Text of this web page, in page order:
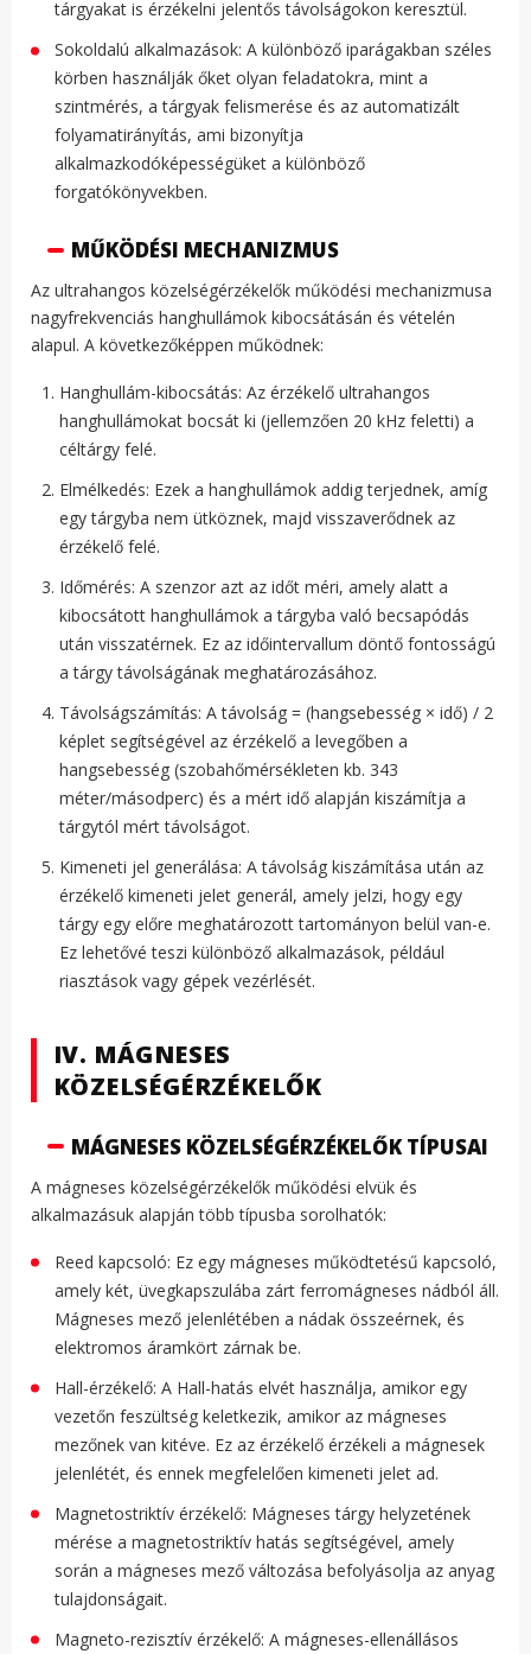
tárgyakat is érzékelni jelentős távolságokon keresztül.
Sokoldalú alkalmazások: A különböző iparágakban széles
körben használják őket olyan feladatokra, mint a
szintmérés, a tárgyak felismerése és az automatizált
folyamatirányítás, ami bizonyítja
alkalmazkodóképességüket a különböző
forgatókönyvekben.
MŰKÖDÉSI MECHANIZMUS
Az ultrahangos közelségérzékelők működési mechanizmusa
nagyfrekvenciás hanghullámok kibocsátásán és vételén
alapul. A következőképpen működnek:
Hanghullám-kibocsátás: Az érzékelő ultrahangos
hanghullámokat bocsát ki (jellemzően 20 kHz feletti) a
céltárgy felé.
Elmélkedés: Ezek a hanghullámok addig terjednek, amíg
egy tárgyba nem ütköznek, majd visszaverődnek az
érzékelő felé.
Időmérés: A szenzor azt az időt méri, amely alatt a
kibocsátott hanghullámok a tárgyba való becsapódás
után visszatérnek. Ez az időintervallum döntő fontosságú
a tárgy távolságának meghatározásához.
Távolságszámítás: A távolság = (hangsebesség × idő) / 2
képlet segítségével az érzékelő a levegőben a
hangsebesség (szobahőmérsékleten kb. 343
méter/másodperc) és a mért idő alapján kiszámítja a
tárgytól mért távolságot.
Kimeneti jel generálása: A távolság kiszámítása után az
érzékelő kimeneti jelet generál, amely jelzi, hogy egy
tárgy egy előre meghatározott tartományon belül van-e.
Ez lehetővé teszi különböző alkalmazások, például
riasztások vagy gépek vezérlését.
IV. MÁGNESES
KÖZELSÉGÉRZÉKELŐK
MÁGNESES KÖZELSÉGÉRZÉKELŐK TÍPUSAI
A mágneses közelségérzékelők működési elvük és
alkalmazásuk alapján több típusba sorolhatók:
Reed kapcsoló: Ez egy mágneses működtetésű kapcsoló,
amely két, üvegkapszulába zárt ferromágneses nádból áll.
Mágneses mező jelenlétében a nádak összeérnek, és
elektromos áramkört zárnak be.
Hall-érzékelő: A Hall-hatás elvét használja, amikor egy
vezetőn feszültség keletkezik, amikor az mágneses
mezőnek van kitéve. Ez az érzékelő érzékeli a mágnesek
jelenlétét, és ennek megfelelően kimeneti jelet ad.
Magnetostriktív érzékelő: Mágneses tárgy helyzetének
mérése a magnetostriktív hatás segítségével, amely
során a mágneses mező változása befolyásolja az anyag
tulajdonságait.
Magneto-rezisztív érzékelő: A mágneses-ellenállásos